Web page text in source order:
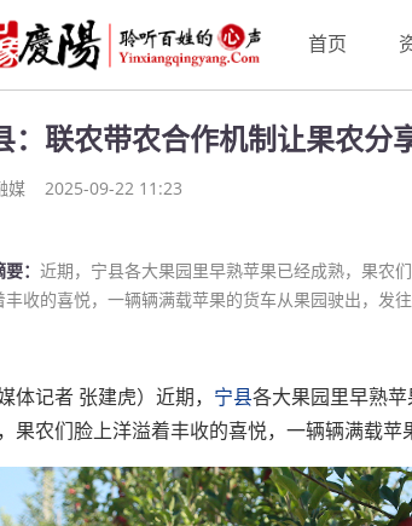
首页
：联农带农合作机制让果农分
媒 2025-09-22 11:23
： 近期，宁县各大果园里早熟苹果已经成熟，果农
丰收的喜悦，一辆辆满载苹果的货车从果园驶出，发往
媒体记者 张建虎）近期， 宁县各大果园里早熟
果农们脸上洋溢着丰收的喜悦，一辆辆满载苹